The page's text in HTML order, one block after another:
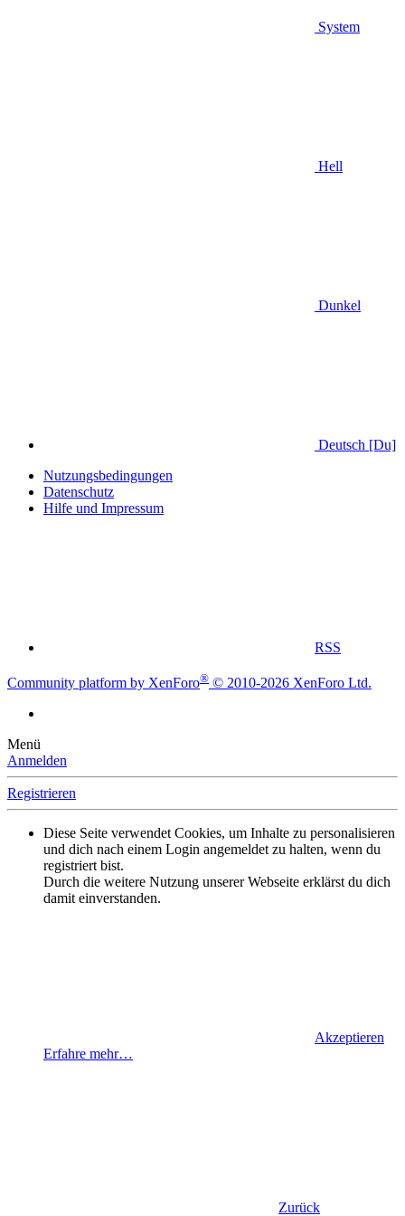
System
Hell
Dunkel
Deutsch [Du]
Nutzungsbedingungen
Datenschutz
Hilfe und Impressum
RSS
Community platform by XenForo® © 2010-2026 XenForo Ltd.
Menü
Anmelden
Registrieren
Diese Seite verwendet Cookies, um Inhalte zu personalisieren
und dich nach einem Login angemeldet zu halten, wenn du
registriert bist.
Durch die weitere Nutzung unserer Webseite erklärst du dich
damit einverstanden.
Akzeptieren
Erfahre mehr…
Zurück